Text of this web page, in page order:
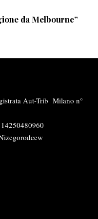
da Melbourne”
Aut-Trib Milano n°